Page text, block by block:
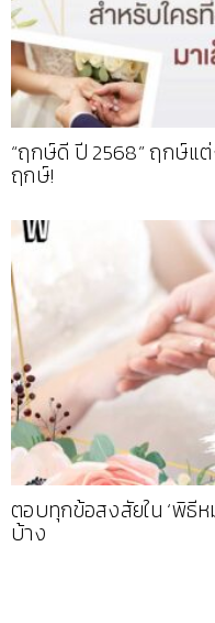
“ฤกษ์ดี ปี 2568” ฤกษ์แ
ฤกษ์!
ตอบทุกข้อสงสัยใน ‘พิธีห
บ้าง